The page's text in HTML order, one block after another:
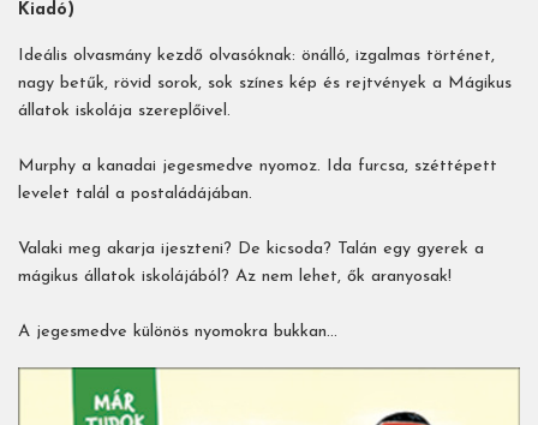
Kiadó)
Ideális olvasmány kezdő olvasóknak: önálló, izgalmas történet,
nagy betűk, rövid sorok, sok színes kép és rejtvények a Mágikus
állatok iskolája szereplőivel.
Murphy a kanadai jegesmedve nyomoz. Ida furcsa, széttépett
levelet talál a postaládájában.
Valaki meg akarja ijeszteni? De kicsoda? Talán egy gyerek a
mágikus állatok iskolájából? Az nem lehet, ők aranyosak!
A jegesmedve különös nyomokra bukkan…